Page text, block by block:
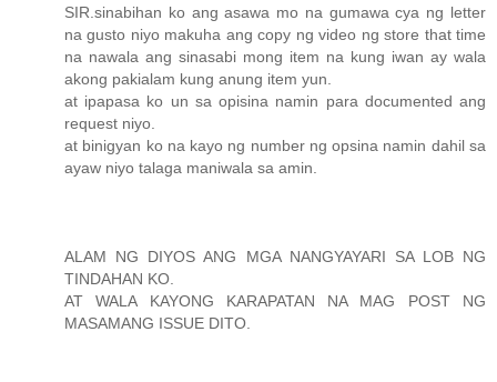
SIR.sinabihan ko ang asawa mo na gumawa cya ng letter
na gusto niyo makuha ang copy ng video ng store that time
na nawala ang sinasabi mong item na kung iwan ay wala
akong pakialam kung anung item yun.
at ipapasa ko un sa opisina namin para documented ang
request niyo.
at binigyan ko na kayo ng number ng opsina namin dahil sa
ayaw niyo talaga maniwala sa amin.
ALAM NG DIYOS ANG MGA NANGYAYARI SA LOB NG
TINDAHAN KO.
AT WALA KAYONG KARAPATAN NA MAG POST NG
MASAMANG ISSUE DITO.